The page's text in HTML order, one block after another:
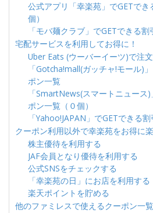
公式アプリ「幸楽苑」でGETでき
個）
「モバ麺クラブ」でGETできる
宅配サービスを利用してお得に！
Uber Eats (ウーバーイーツ)で注
「Gotcha!mall(ガッチャ!モール)
ポン一覧
「SmartNews(スマートニュース
ポン一覧（０個）
「Yahoo!JAPAN」でGETできる
クーポン利用以外で幸楽苑をお得に
株主優待を利用する
JAF会員となり優待を利用する
公式SNSをチェックする
「幸楽苑の日」にお店を利用する
楽天ポイントを貯める
他のファミレスで使えるクーポン一覧